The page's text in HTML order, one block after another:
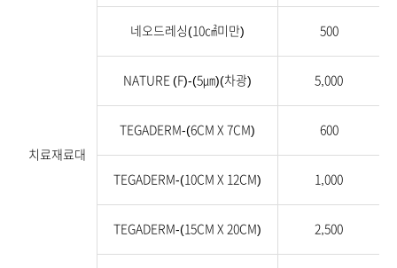
치료재료대
네오드레싱(10㎠미만) 500
NATURE (F)-(5㎛)(차광) 5,000
TEGADERM-(6CM X 7CM) 600
TEGADERM-(10CM X 12CM) 1,000
TEGADERM-(15CM X 20CM) 2,500